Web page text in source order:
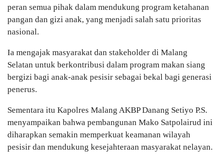
peran semua pihak dalam mendukung program ketahanan
pangan dan gizi anak, yang menjadi salah satu prioritas
nasional.
Ia mengajak masyarakat dan stakeholder di Malang
Selatan untuk berkontribusi dalam program makan siang
bergizi bagi anak-anak pesisir sebagai bekal bagi generasi
penerus.
Sementara itu Kapolres Malang AKBP Danang Setiyo P.S.
menyampaikan bahwa pembangunan Mako Satpolairud ini
diharapkan semakin memperkuat keamanan wilayah
pesisir dan mendukung kesejahteraan masyarakat nelayan.